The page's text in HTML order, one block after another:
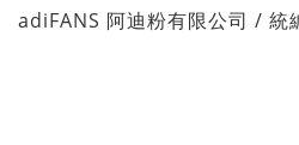
adiFANS 阿迪粉有限公司 / 統